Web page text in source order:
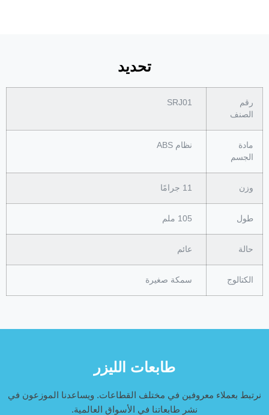
تحديد
رقم
الصنف
مادة
الجسم
نظام ABS
وزن
طول
حالة عائم
الكتالوج سمكة صغيرة
طابعات الليزر
نرتبط بعملاء معروفين في مختلف القطاعات. ويساعدنا الموزعون في
نشر طابعاتنا في الأسواق العالمية.